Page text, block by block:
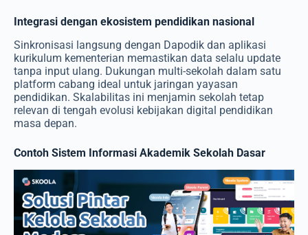
Integrasi dengan ekosistem pendidikan nasional
Sinkronisasi langsung dengan Dapodik dan aplikasi
kurikulum kementerian memastikan data selalu update
tanpa input ulang. Dukungan multi-sekolah dalam satu
platform cabang ideal untuk jaringan yayasan
pendidikan. Skalabilitas ini menjamin sekolah tetap
relevan di tengah evolusi kebijakan digital pendidikan
masa depan.
Contoh Sistem Informasi Akademik Sekolah Dasar